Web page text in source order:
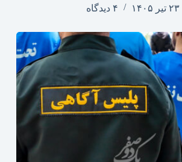
۲۳ تیر ۱۴۰۵ ۴ دیدگاه